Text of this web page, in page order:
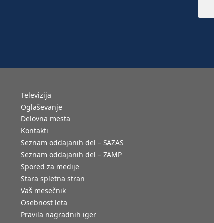
Televizija
Oglaševanje
Delovna mesta
Kontakti
Seznam oddajanih del – SAZAS
Seznam oddajanih del – ZAMP
Spored za medije
Stara spletna stran
Vaš mesečnik
Osebnost leta
Pravila nagradnih iger